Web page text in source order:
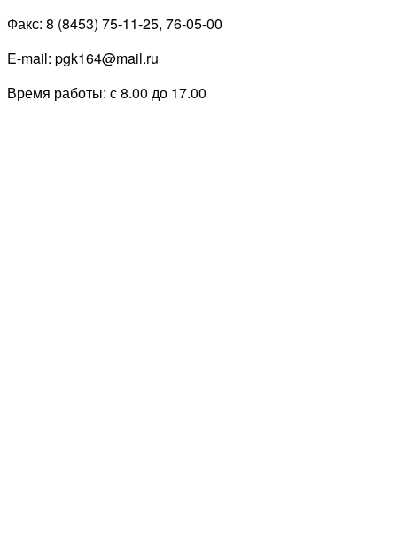
Факс: 8 (8453) 75-11-25, 76-05-00
E-mail: pgk164@mail.ru
Время работы: с 8.00 до 17.00